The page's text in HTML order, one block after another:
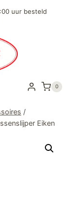
uur besteld
0
/
Eiken